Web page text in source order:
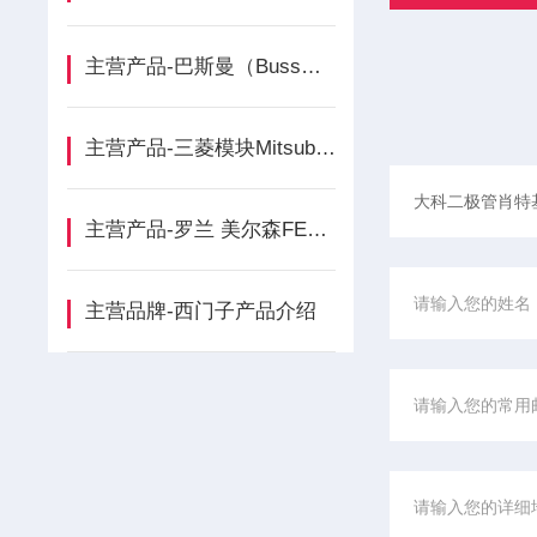
主营产品-巴斯曼（Bussmann）产品介绍
主营产品-三菱模块Mitsubishi介绍
主营产品-罗兰 美尔森FERRAZ介绍
主营品牌-西门子产品介绍